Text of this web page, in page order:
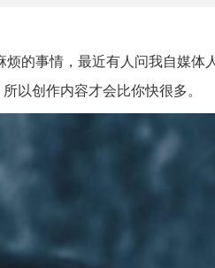
烦的事情，最近有人问我自媒体
以创作内容才会比你快很多。